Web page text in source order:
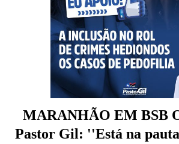
MARANHÃO EM BSB
Pastor Gil: ''Está na